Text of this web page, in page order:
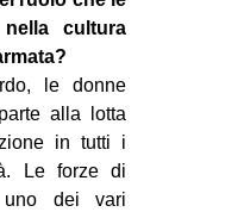
cultura
le donne
alla lotta
in tutti i
Le forze di
dei vari